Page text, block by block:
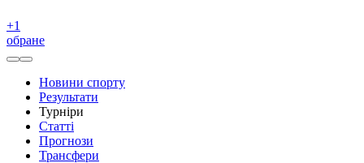
+1
обране
Новини спорту
Результати
Турніри
Статті
Прогнози
Трансфери